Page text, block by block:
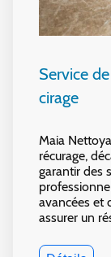
Service
cirage
Maia
récurage,
garantir des
avancées et
assurer un